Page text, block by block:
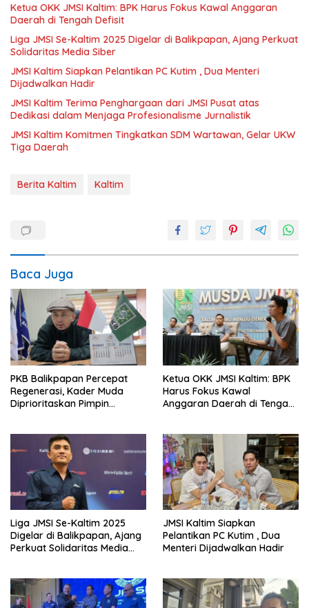
Ketua OKK JMSI Kaltim: BPK Harus Fokus Kawal Anggaran
Daerah di Tengah Defisit
Liga JMSI Se-Kaltim 2025 Digelar di Balikpapan, Ajang Perkuat
Solidaritas Media Siber
JMSI Kaltim Siapkan Pelantikan PC Kutim , Dua Menteri
Dijadwalkan Hadir
JMSI Kaltim Terima Penghargaan dari JMSI Pusat atas
Dedikasi dalam Menjaga Profesionalisme Jurnalistik
JMSI Kaltim Komitmen Tingkatkan SDM Wartawan, Gelar UKW
Tiga Daerah
Berita Kaltim Kaltim
Baca Juga
PKB Balikpapan Percepat
Regenerasi, Kader Muda
Diprioritaskan Pimpin
Ketua OKK JMSI Kaltim: BPK
Harus Fokus Kawal
Anggaran Daerah di Tengah
Liga JMSI Se-Kaltim 2025
Digelar di Balikpapan, Ajang
Perkuat Solidaritas Media
JMSI Kaltim Siapkan
Pelantikan PC Kutim , Dua
Menteri Dijadwalkan Hadir